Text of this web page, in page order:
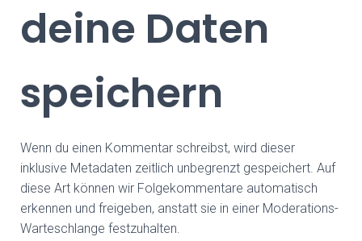
deine Daten
speichern
Wenn du einen Kommentar schreibst, wird dieser
inklusive Metadaten zeitlich unbegrenzt gespeichert. Auf
diese Art können wir Folgekommentare automatisch
erkennen und freigeben, anstatt sie in einer Moderations-
Warteschlange festzuhalten.